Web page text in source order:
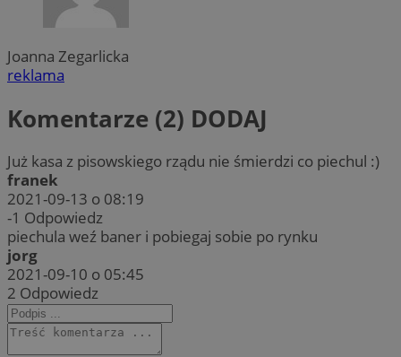
Joanna Zegarlicka
reklama
Komentarze (2) DODAJ
Już kasa z pisowskiego rządu nie śmierdzi co piechul :)
franek
2021-09-13 o 08:19
-1 Odpowiedz
piechula weź baner i pobiegaj sobie po rynku
jorg
2021-09-10 o 05:45
2 Odpowiedz